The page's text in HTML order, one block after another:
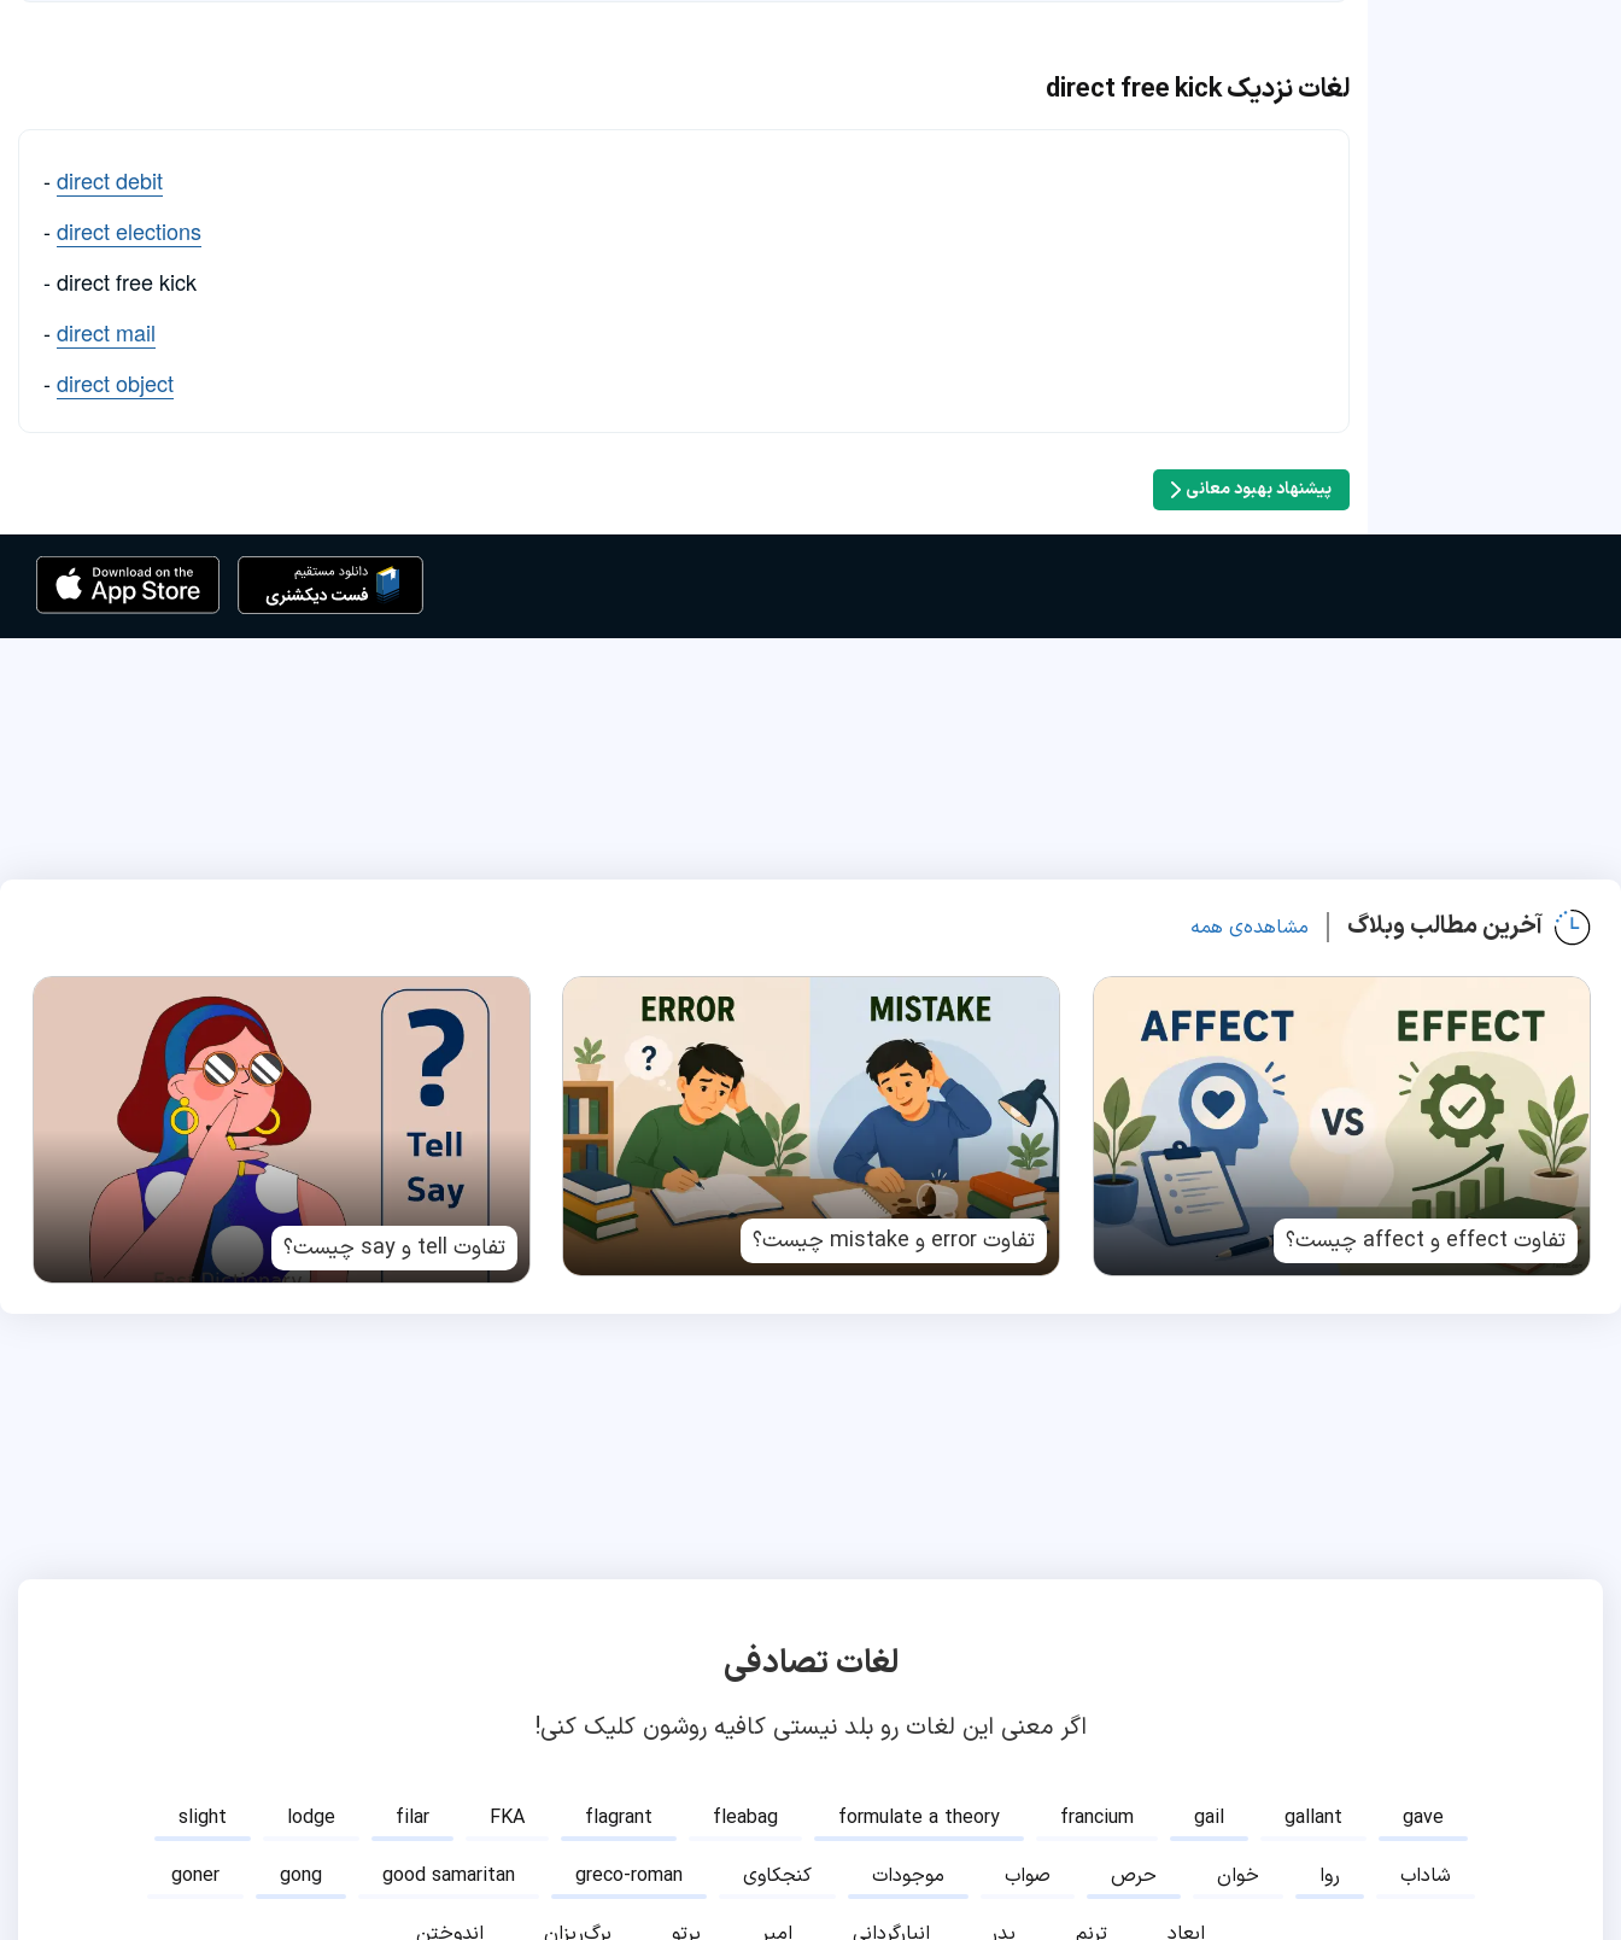
لغات نزدیک direct free kick
-direct debit
-direct elections
- direct free kick
-direct mail
-direct object
پیشنهاد بهبود معانی
آخرین مطالب وبلاگ مشاهده‌ی همه
تفاوت effect و affect چیست؟ تفاوت error و mistake چیست؟ تفاوت tell و say چیست؟
لغات تصادفی
اگر معنی این لغات رو بلد نیستی کافیه روشون کلیک کنی!
slight lodge filar FKA flagrant fleabag formulate a theory francium gail gallant
gave
goner
gong good samaritan greco-roman کنجکاوی موجودات صواب حرص خوان روا
شاداب
اندوختن
برگ‌ریزان پرتو امیر انبارگردانی پدر ترنم ابعاد